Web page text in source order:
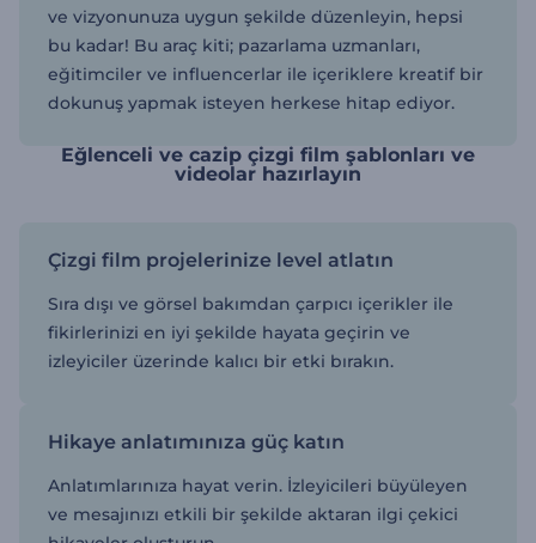
ve vizyonunuza uygun şekilde düzenleyin, hepsi
bu kadar! Bu araç kiti; pazarlama uzmanları,
eğitimciler ve influencerlar ile içeriklere kreatif bir
dokunuş yapmak isteyen herkese hitap ediyor.
Eğlenceli ve cazip çizgi film şablonları ve
videolar hazırlayın
Çizgi film projelerinize level atlatın
Sıra dışı ve görsel bakımdan çarpıcı içerikler ile
fikirlerinizi en iyi şekilde hayata geçirin ve
izleyiciler üzerinde kalıcı bir etki bırakın.
Hikaye anlatımınıza güç katın
Anlatımlarınıza hayat verin. İzleyicileri büyüleyen
ve mesajınızı etkili bir şekilde aktaran ilgi çekici